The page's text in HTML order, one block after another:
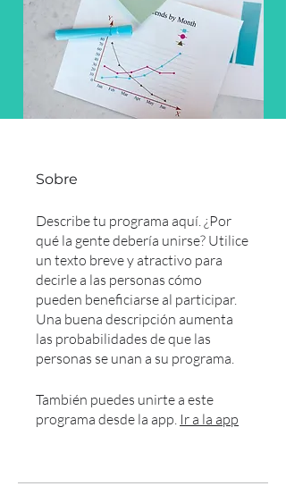
Sobre
Describe tu programa aquí. ¿Por
qué la gente debería unirse? Utilice
un texto breve y atractivo para
decirle a las personas cómo
pueden beneficiarse al participar.
Una buena descripción aumenta
las probabilidades de que las
personas se unan a su programa.
También puedes unirte a este
programa desde la app. Ir a la app